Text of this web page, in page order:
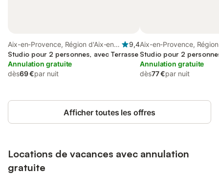
Aix-en-Provence, Région d'Aix-en-
Provence
9,4
Studio pour 2 personnes, avec Terrasse
Annulation gratuite
dès69 €par nuit
Aix-en-Provence,
Provence
Studio pour 2
Annulation gratuite
dès77 €par nuit
Afficher toutes les offres
Locations de vacances avec annulation
gratuite